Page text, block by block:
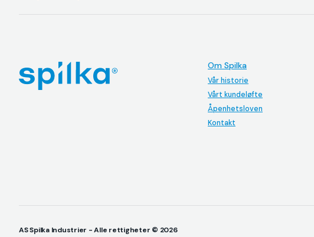
Om Spilka
Vår historie
Vårt kundeløfte
Åpenhetsloven
Kontakt
AS Spilka Industrier - Alle rettigheter © 2026